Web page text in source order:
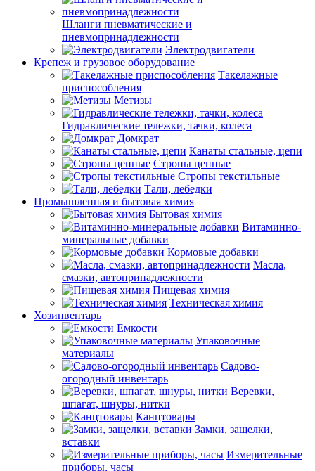
Шланги пневматические и
пневмопринадлежности
Электродвигатели
Крепеж и грузовое оборудование
Такелажные
приспособления
Метизы
Гидравлические тележки, тачки, колеса
Домкрат
Канаты стальные, цепи
Стропы цепные
Стропы текстильные
Тали, лебедки
Промышленная и бытовая химия
Бытовая химия
Витаминно-
минеральные добавки
Кормовые добавки
Масла,
смазки, автопринадлежности
Пищевая химия
Техническая химия
Хозинвентарь
Емкости
Упаковочные
материалы
Садово-
огородный инвентарь
Веревки,
шпагат, шнуры, нитки
Канцтовары
Замки, защелки,
вставки
Измерительные
приборы, часы